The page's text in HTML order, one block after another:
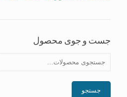
جست و جوی محصول
جستجو